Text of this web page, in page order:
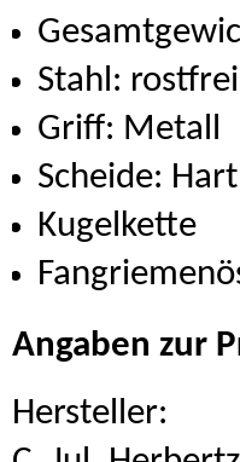
Stahl:
Griff: Metall
Scheide:
Kugelkette
Angaben zur
Hersteller: